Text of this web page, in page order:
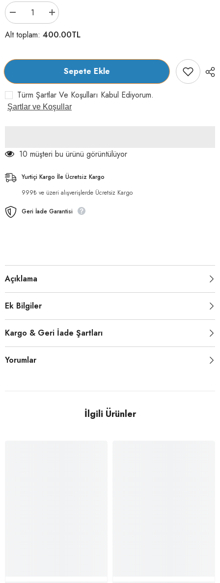
Supravet
Megaflash
Köpekler
için
Kas
500
ml
için
adeti
azaltın
Supravet
Megaflash
Köpekler
için
Kas
Geliştirici
500
için
adeti
artırın
Alt toplam: 400.00TL
Sepete Ekle
Türm Şartlar Ve Koşulları Kabul Ediyorum.
Şartlar ve Koşullar
10 müşteri bu ürünü görüntülüyor
Yurtiçi Kargo İle Ücretsiz Kargo
999₺ ve üzeri alışverişlerde Ücretsiz Kargo
Geri İade Garantisi
Açıklama
Ek Bilgiler
Kargo & Geri İade Şartları
Yorumlar
İlgili Ürünler